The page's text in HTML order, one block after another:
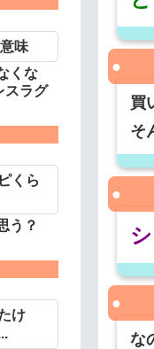
買
そ
な
味
くな
スラグ
くら
う？
け